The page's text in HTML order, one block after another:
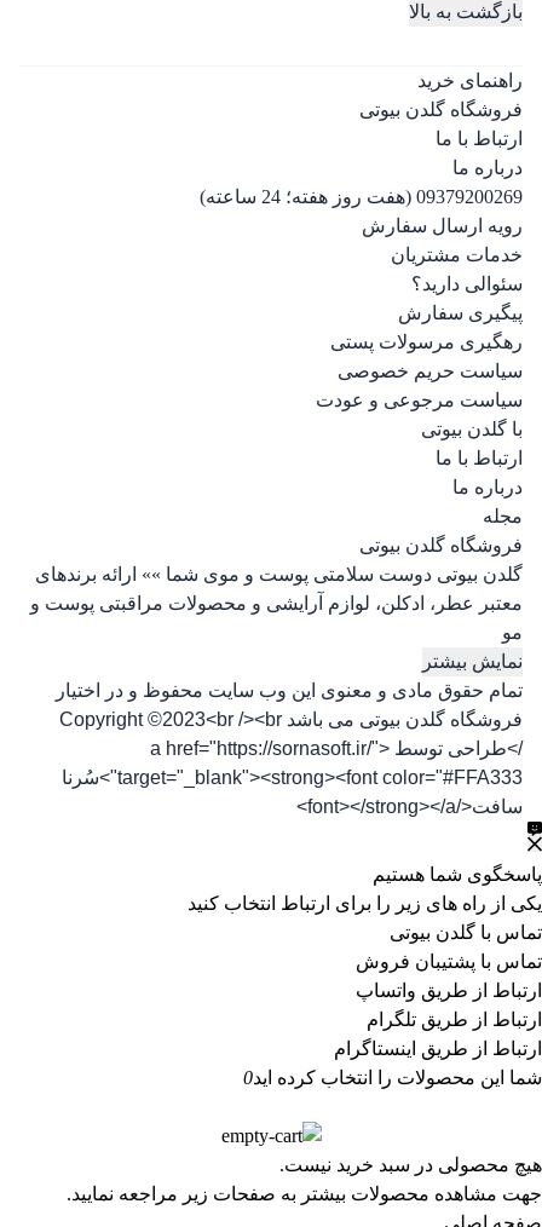
بازگشت به بالا
راهنمای خرید
فروشگاه گلدن بیوتی
ارتباط با ما
درباره ما
09379200269 (هفت روز هفته؛ 24 ساعته)
رویه ارسال سفارش
خدمات مشتریان
سئوالی دارید؟
پیگیری سفارش
رهگیری مرسولات پستی
سیاست حریم خصوصی
سیاست مرجوعی و عودت
با گلدن بیوتی
ارتباط با ما
درباره ما
مجله
فروشگاه گلدن بیوتی
گلدن بیوتی دوست سلامتی پوست و موی شما »» ارائه برندهای
معتبر عطر، ادکلن، لوازم آرایشی و محصولات مراقبتی پوست و
مو
نمایش بیشتر
تمام حقوق مادی و معنوی این وب سایت محفوظ و در اختیار
فروشگاه گلدن بیوتی می باشد Copyright ©2023<br /><br
/>طراحی توسط <a href="https://sornasoft.ir/"
target="_blank"><strong><font color="#FFA333">سُرنا
سافت</font></strong></a>
پاسخگوی شما هستیم
یکی از راه های زیر را برای ارتباط انتخاب کنید
تماس با گلدن بیوتی
تماس با پشتیبان فروش
ارتباط از طریق واتساپ
ارتباط از طریق تلگرام
ارتباط از طریق اینستاگرام
شما این محصولات را انتخاب کرده اید0
هیچ محصولی در سبد خرید نیست.
جهت مشاهده محصولات بیشتر به صفحات زیر مراجعه نمایید.
صفحه اصلی